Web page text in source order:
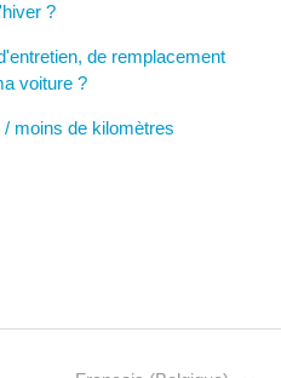
?
de remplacement
voiture ?
moins de kilomètres